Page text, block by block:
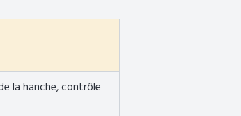
la hanche, contrôle